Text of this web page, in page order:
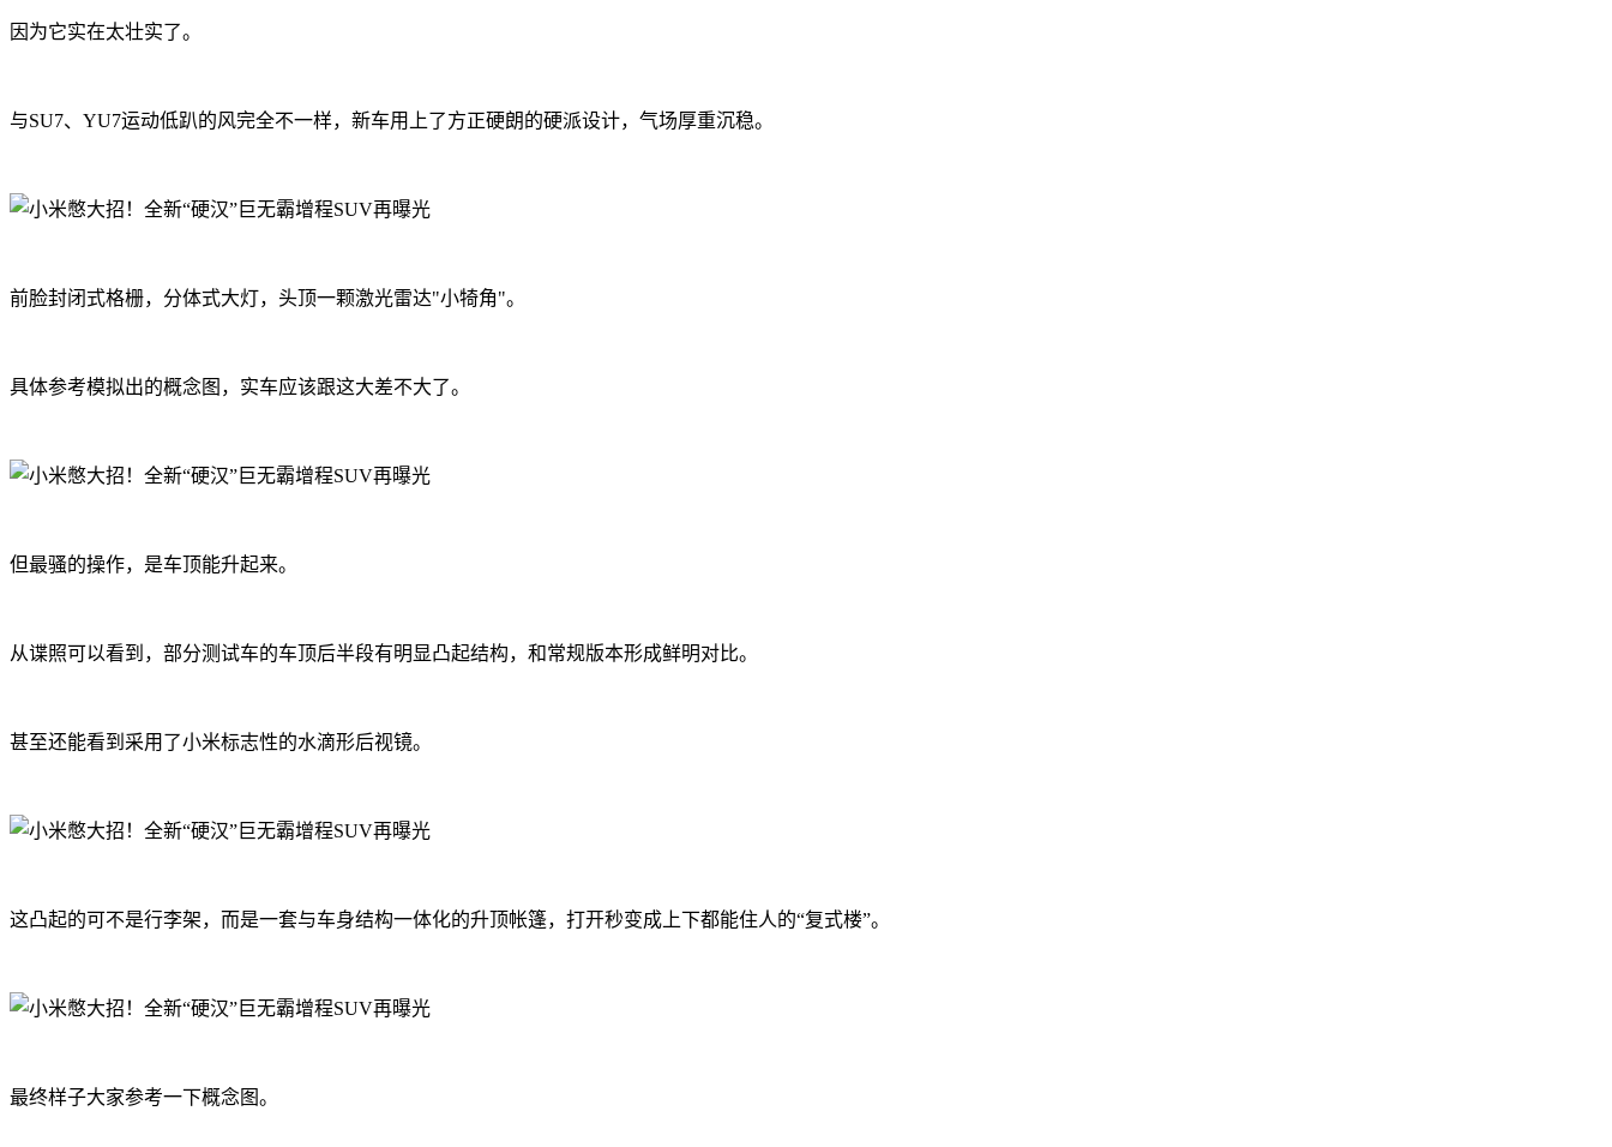
因为它实在太壮实了。
与SU7、YU7运动低趴的风完全不一样，新车用上了方正硬朗的硬派设计，气场厚重沉稳。
前脸封闭式格栅，分体式大灯，头顶一颗激光雷达"小犄角"。
具体参考模拟出的概念图，实车应该跟这大差不大了。
但最骚的操作，是车顶能升起来。
从谍照可以看到，部分测试车的车顶后半段有明显凸起结构，和常规版本形成鲜明对比。
甚至还能看到采用了小米标志性的水滴形后视镜。
这凸起的可不是行李架，而是一套与车身结构一体化的升顶帐篷，打开秒变成上下都能住人的“复式楼”。
最终样子大家参考一下概念图。